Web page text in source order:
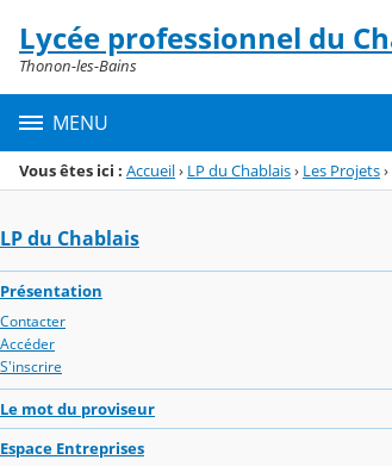
Menu de la rubrique
Contenu
Lycée professionnel du
Thonon-les-Bains
MENU
Vous êtes ici : Accueil› LP du Chablais› Les Projets›
LP du Chablais
Présentation
Contacter
Accéder
S'inscrire
Le mot du proviseur
Espace Entreprises